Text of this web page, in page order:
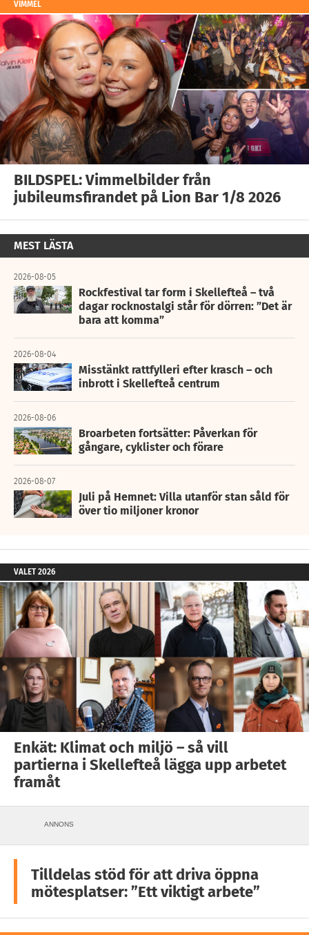
VIMMEL
BILDSPEL: Vimmelbilder från
jubileumsfirandet på Lion Bar 1/8 2026
MEST LÄSTA
2026-08-05
Rockfestival tar form i Skellefteå – två
dagar rocknostalgi står för dörren: ”Det är
bara att komma”
2026-08-04
Misstänkt rattfylleri efter krasch – och
inbrott i Skellefteå centrum
2026-08-06
Broarbeten fortsätter: Påverkan för
gångare, cyklister och förare
2026-08-07
Juli på Hemnet: Villa utanför stan såld för
över tio miljoner kronor
VALET 2026
Enkät: Klimat och miljö – så vill
partierna i Skellefteå lägga upp arbetet
framåt
ANNONS
Tilldelas stöd för att driva öppna
mötesplatser: ”Ett viktigt arbete”